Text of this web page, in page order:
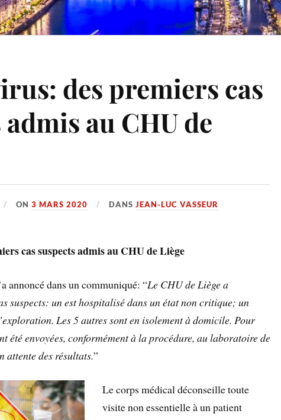
des premiers cas
au CHU de
ON3 MARS 2020 DANSJEAN-LUC VASSEUR
cas suspects admis au CHU de Liège
annoncé dans un communiqué: “Le CHU de Liège a
suspects: un est hospitalisé dans un état non critique; un
Les 5 autres sont en isolement à domicile. Pour
été envoyées, conformément à la procédure, au laboratoire de
attente des résultats.”
Le corps médical déconseille toute
visite non essentielle à un patient